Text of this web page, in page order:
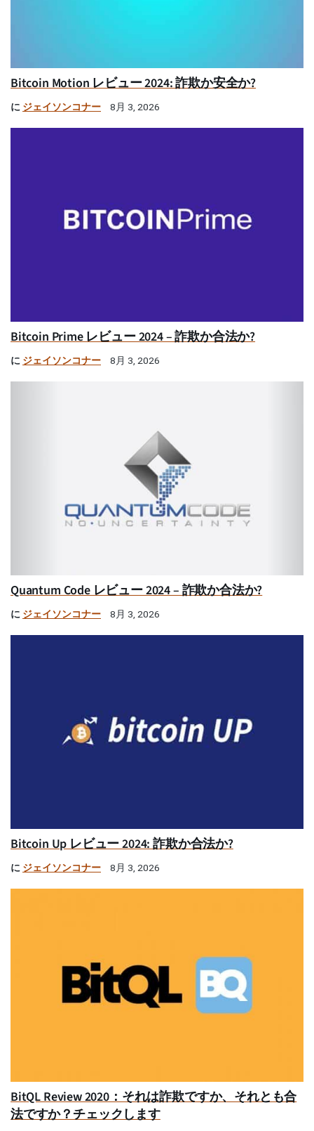
Bitcoin Motion レビュー 2024: 詐欺か安全か?
に ジェイソンコナー 8月 3, 2026
Bitcoin Prime レビュー 2024 – 詐欺か合法か?
に ジェイソンコナー 8月 3, 2026
Quantum Code レビュー 2024 – 詐欺か合法か?
に ジェイソンコナー 8月 3, 2026
Bitcoin Up レビュー 2024: 詐欺か合法か?
に ジェイソンコナー 8月 3, 2026
BitQL Review 2020：それは詐欺ですか、それとも合
法ですか？チェックします